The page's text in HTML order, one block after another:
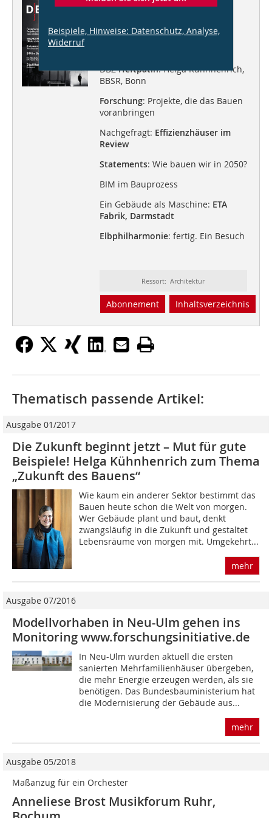
Dieser Artikel erschien in
DBZ 01/2017
DBZHeftpatin: Helga Kühnhenrich,
BBSR, Bonn
Forschung: Projekte, die das Bauen
voranbringen
Nachgefragt: Effizienzhäuser im
Review
Statements: Wie bauen wir in 2050?
BIM im Bauprozess
Ein Gebäude als Maschine: ETA
Fabrik, Darmstadt
Elbphilharmonie: fertig. Ein Besuch
Ressort: Architektur
Abonnement Inhaltsverzeichnis
Beispiele, Hinweise: Datenschutz, Analyse,
Widerruf
Thematisch passende Artikel:
Ausgabe 01/2017
Die Zukunft beginnt jetzt – Mut für gute
Beispiele! Helga Kühnhenrich zum Thema
„Zukunft des Bauens“
Wie kaum ein anderer Sektor bestimmt das
Bauen heute schon die Welt von morgen.
Wer Gebäude plant und baut, denkt
zwangsläufig in die Zukunft und gestaltet
Lebensräume von morgen mit. Umgekehrt...
mehr
Ausgabe 07/2016
Modellvorhaben in Neu-Ulm gehen ins
Monitoring www.forschungsinitiative.de
In Neu-Ulm wurden aktuell die ersten
sanierten Mehrfamilienhäuser übergeben,
die mehr Energie erzeugen werden, als sie
benötigen. Das Bundesbauministerium hat
die Modernisierung der Gebäude aus...
mehr
Ausgabe 05/2018
Maßanzug für ein Orchester
Anneliese Brost Musikforum Ruhr,